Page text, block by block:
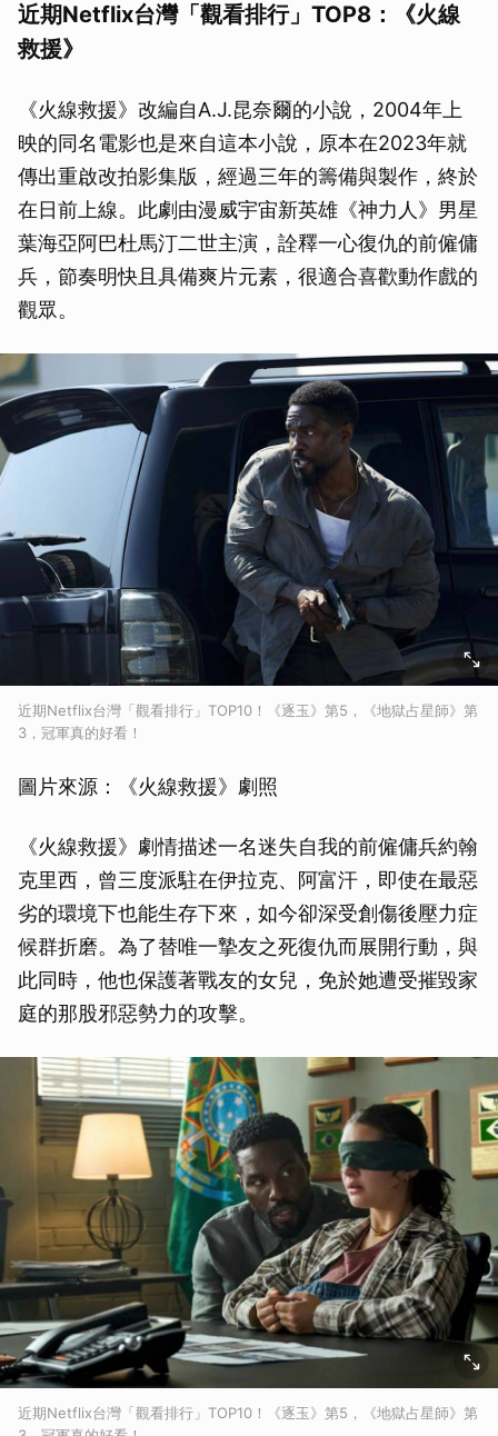
近期Netflix台灣「觀看排行」TOP8：《火線
救援》
《火線救援》改編自A.J.昆奈爾的小說，2004年上
映的同名電影也是來自這本小說，原本在2023年就
傳出重啟改拍影集版，經過三年的籌備與製作，終於
在日前上線。此劇由漫威宇宙新英雄《神力人》男星
葉海亞阿巴杜馬汀二世主演，詮釋一心復仇的前僱傭
兵，節奏明快且具備爽片元素，很適合喜歡動作戲的
觀眾。
近期Netflix台灣「觀看排行」TOP10！《逐玉》第5，《地獄占星師》第
3，冠軍真的好看！
圖片來源：《火線救援》劇照
《火線救援》劇情描述一名迷失自我的前僱傭兵約翰
克里西，曾三度派駐在伊拉克、阿富汗，即使在最惡
劣的環境下也能生存下來，如今卻深受創傷後壓力症
候群折磨。為了替唯一摯友之死復仇而展開行動，與
此同時，他也保護著戰友的女兒，免於她遭受摧毀家
庭的那股邪惡勢力的攻擊。
近期Netflix台灣「觀看排行」TOP10！《逐玉》第5，《地獄占星師》第